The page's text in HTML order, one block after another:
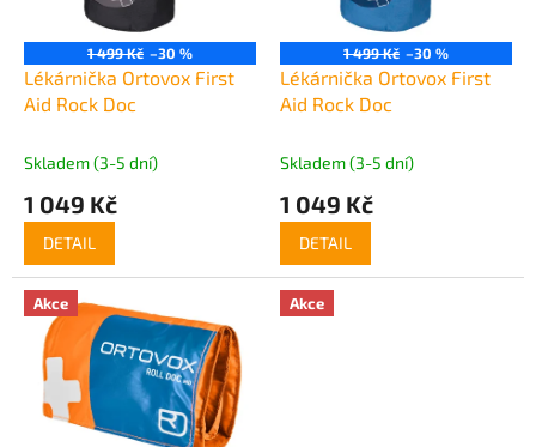
1 499 Kč –30 %
Lékárnička Ortovox First
Aid Rock Doc
Skladem (3-5 dní)
1 049 Kč
DETAIL
1 499 Kč –30 %
Lékárnička Ortovox First
Aid Rock Doc
Skladem (3-5 dní)
1 049 Kč
DETAIL
Akce Akce